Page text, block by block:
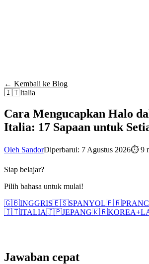
← Kembali ke Blog
🇮🇹Italia
Cara Mengucapkan Halo
Italia: 17 Sapaan untuk
Oleh SandorDiperbarui: 7 Agustus 2026⏱ 9
Siap belajar?
Pilih bahasa untuk mulai!
🇬🇧INGGRIS🇪🇸SPANYOL🇫🇷
🇮🇹ITALIA🇯🇵JEPANG🇰🇷KOREA+
Jawaban cepat